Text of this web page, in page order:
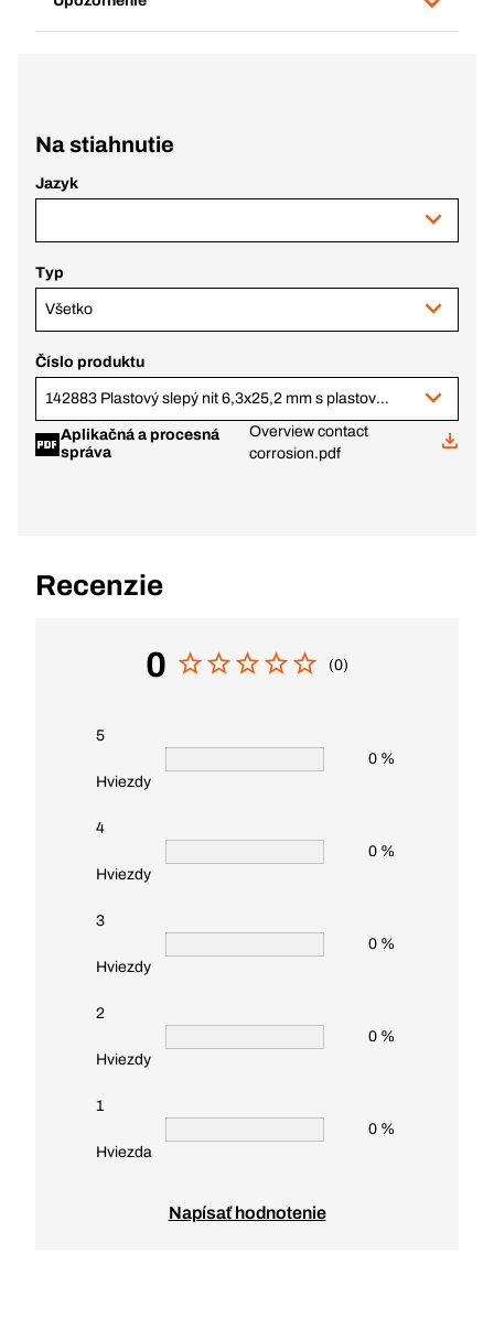
Na stiahnutie
Jazyk
Typ
Všetko
Číslo produktu
142883 Plastový slepý nit 6,3x25,2 mm s plastovým tŕňom
Aplikačná a procesná
správa
Overview contact
corrosion.pdf
Recenzie
0 (0)
5
Hviezdy
0 %
4
Hviezdy
0 %
3
Hviezdy
0 %
2
Hviezdy
0 %
1
Hviezda
0 %
Napísať hodnotenie